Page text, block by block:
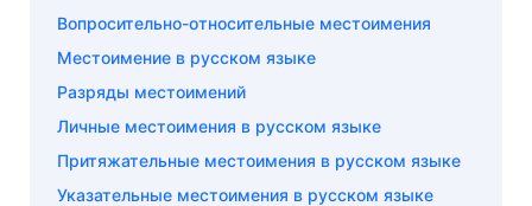
Вопросительно-относительные местоимения
Местоимение в русском языке
Разряды местоимений
Личные местоимения в русском языке
Притяжательные местоимения в русском языке
Указательные местоимения в русском языке